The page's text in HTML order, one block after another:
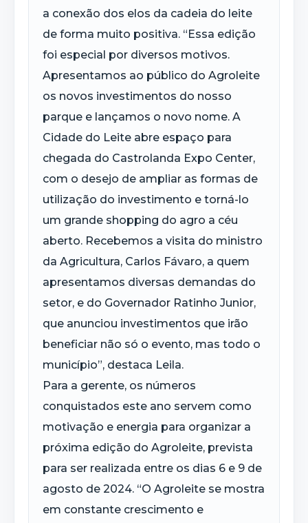
a conexão dos elos da cadeia do leite
de forma muito positiva. “Essa edição
foi especial por diversos motivos.
Apresentamos ao público do Agroleite
os novos investimentos do nosso
parque e lançamos o novo nome. A
Cidade do Leite abre espaço para
chegada do Castrolanda Expo Center,
com o desejo de ampliar as formas de
utilização do investimento e torná-lo
um grande shopping do agro a céu
aberto. Recebemos a visita do ministro
da Agricultura, Carlos Fávaro, a quem
apresentamos diversas demandas do
setor, e do Governador Ratinho Junior,
que anunciou investimentos que irão
beneficiar não só o evento, mas todo o
município”, destaca Leila.
Para a gerente, os números
conquistados este ano servem como
motivação e energia para organizar a
próxima edição do Agroleite, prevista
para ser realizada entre os dias 6 e 9 de
agosto de 2024. “O Agroleite se mostra
em constante crescimento e